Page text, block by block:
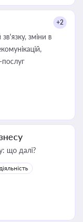
+2
зміни в
послуг
що далі?